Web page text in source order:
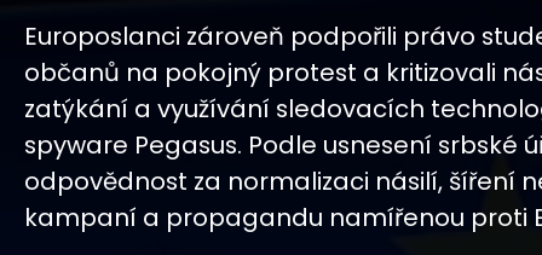
Europoslanci zároveň podpořili právo
občanů na pokojný protest a kritizovali
zatýkání a využívání sledovacích
spyware Pegasus. Podle usnesení srbské
odpovědnost za normalizaci násilí, šíření
kampaní a propagandu namířenou proti